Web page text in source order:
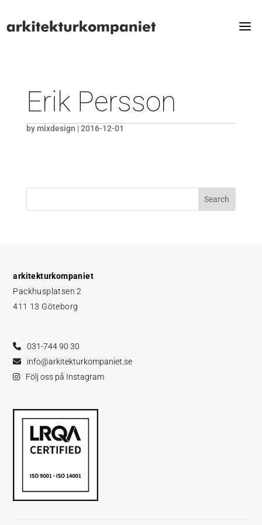
Erik Persson
bymixdesign |2016-12-01
Search
arkitekturkompaniet
Packhusplatsen 2
411 13 Göteborg
031-744 90 30
info@arkitekturkompaniet.se
Följ oss på Instagram